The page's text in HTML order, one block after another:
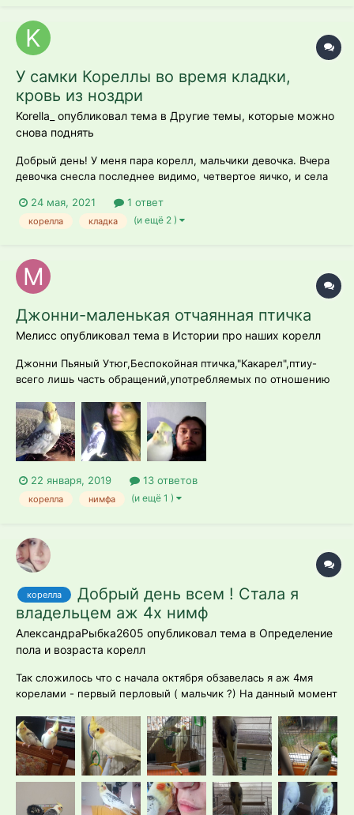
корелла пр...
У самки Кореллы во время кладки,
кровь из ноздри
Korella_ опубликовал тема в Другие темы, которые можно
снова поднять
Добрый день! У меня пара корелл, мальчики девочка. Вчера
девочка снесла последнее видимо, четвертое яичко, и села
вижу что у нее кровь в ноздре, конечно перепугалась,
переживаю?. А также ещё такое ощущение будто она не
24 мая, 2021 1 ответ
корелла кладка (и ещё 2 )
Джонни-маленькая отчаянная птичка
Мелисс опубликовал тема в Истории про наших корелл
Джонни Пьяный Утюг,Беспокойная птичка,"Какарел",птиу-
всего лишь часть обращений,употребляемых по отношению
совсем птен,молчаливый ,маленький ,только познающий
мир. Джонни не был выкормышем,но рук не боялся и уже
через пару недель спокойно заход...
22 января, 2019 13 ответов
корелла нимфа (и ещё 1 )
корелла
Добрый день всем ! Стала я
владельцем аж 4х нимф
АлександраРыбка2605 опубликовал тема в Определение
пола и возраста корелл
Так сложилось что с начала октября обзавелась я аж 4мя
корелами - первый перловый ( мальчик ?) На данный момент
не понятное Клювом бьёт редко , иногда поет зеркалу и
нагибается вперёд , крылья не сердечком , а как бы
расправленные н...